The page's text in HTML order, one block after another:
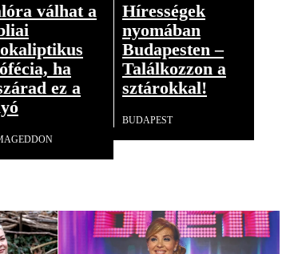
válhat a
ha
ez a
Hírességek
nyomában
Budapesten –
Találkozzon a
sztárokkal!
BUDAPEST